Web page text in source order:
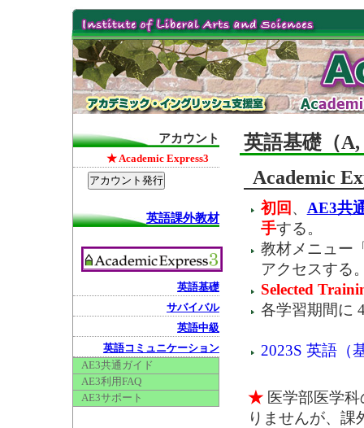
英語基礎（
Academic
初回 、 AE3共
手する。
教材メニュー
アクセスする
Selected
各学習期間に
2023S 英語（
★ 医学部医学
りませんが、課
アカウント
★ Academic Express3
英語課外教材
英語基礎
サバイバル
英語中級
英語コミュニケーション
AE3共通ガイド
AE3利用FAQ
AE3サポート